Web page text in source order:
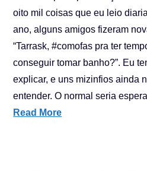
oito mil coisas que eu leio
ano, alguns amigos fizeram
“Tarrask, #comofas pra ter
conseguir tomar banho?”. Eu
explicar, e uns mizinfios ainda
entender. O normal seria
Read More